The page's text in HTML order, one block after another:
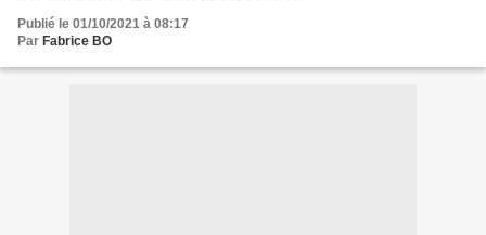
Publié le 01/10/2021 à 08:17
Par Fabrice BO